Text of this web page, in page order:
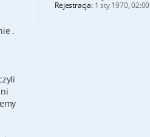
Rejestracja:1 sty 1970, 02:00
.